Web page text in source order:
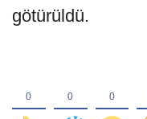
götürüldü.